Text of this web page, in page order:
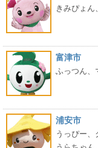
きみぴょん
富津市
ふっつん、
浦安市
うっぴー、